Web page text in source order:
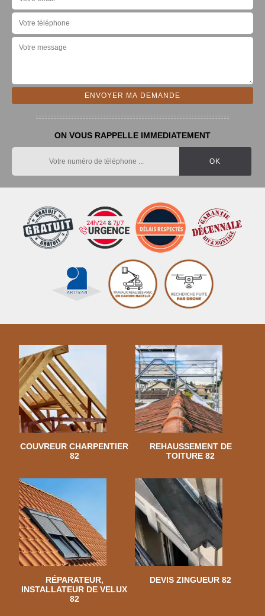
ON VOUS RAPPELLE IMMEDIATEMENT
COUVREUR CHARPENTIER
82
REHAUSSEMENT DE
TOITURE 82
RÉPARATEUR,
INSTALLATEUR DE VELUX
82
DEVIS ZINGUEUR 82